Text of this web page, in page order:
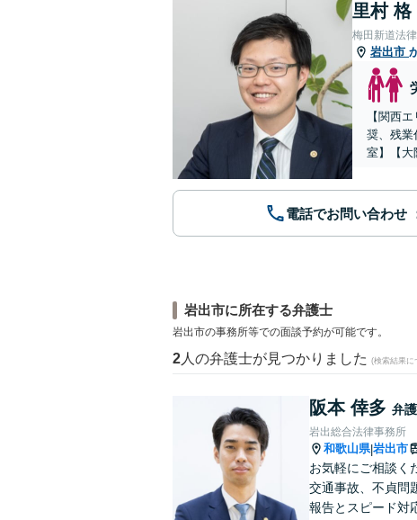
里村 格
梅田新道法
岩出市
【関西
奨、残業
室】【大
電話でお問い合わせ
岩出市に所在する弁護士
岩出市の事務所等での面談予約が可能です。
2 人の弁護士が見つかりました (検索結果に
阪本 倖多 弁
岩出総合法律事務所
和歌山県|岩出市
お気軽にご相談く
交通事故、不貞問
報告とスピード対